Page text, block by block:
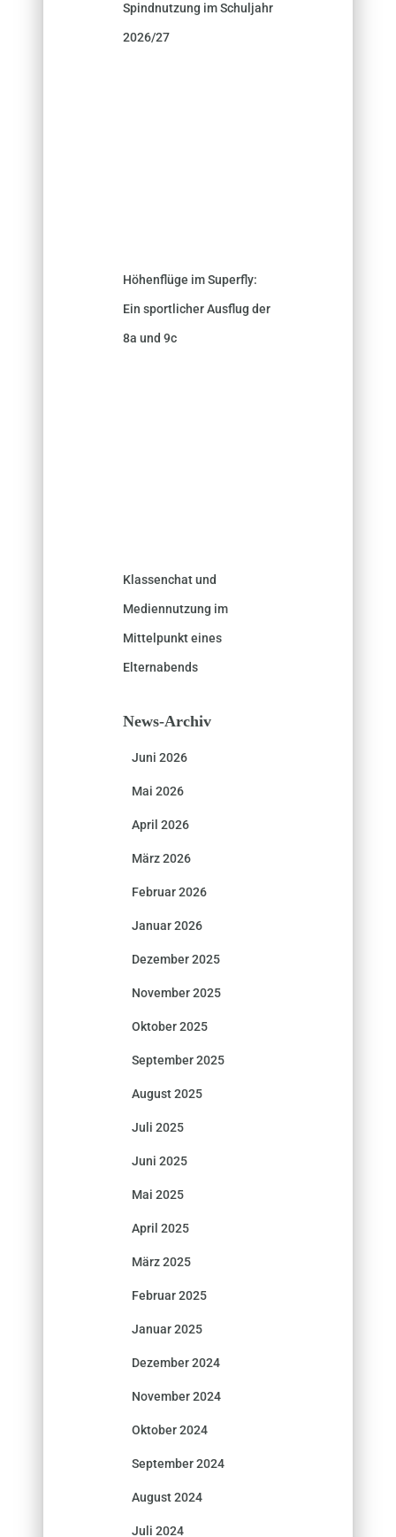
Spindnutzung im Schuljahr
2026/27
Höhenflüge im Superfly:
Ein sportlicher Ausflug der
8a und 9c
Klassenchat und
Mediennutzung im
Mittelpunkt eines
Elternabends
News-Archiv
Juni 2026
Mai 2026
April 2026
März 2026
Februar 2026
Januar 2026
Dezember 2025
November 2025
Oktober 2025
September 2025
August 2025
Juli 2025
Juni 2025
Mai 2025
April 2025
März 2025
Februar 2025
Januar 2025
Dezember 2024
November 2024
Oktober 2024
September 2024
August 2024
Juli 2024